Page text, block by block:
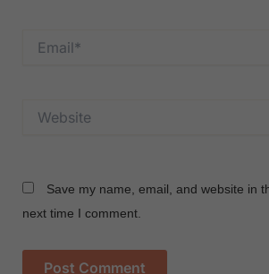
Save my name, email, and website in
next time I comment.